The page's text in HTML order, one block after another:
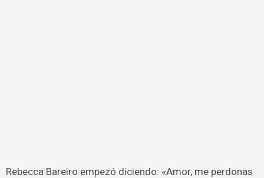
Rebecca Bareiro empezó diciendo: «Amor, me perdonas